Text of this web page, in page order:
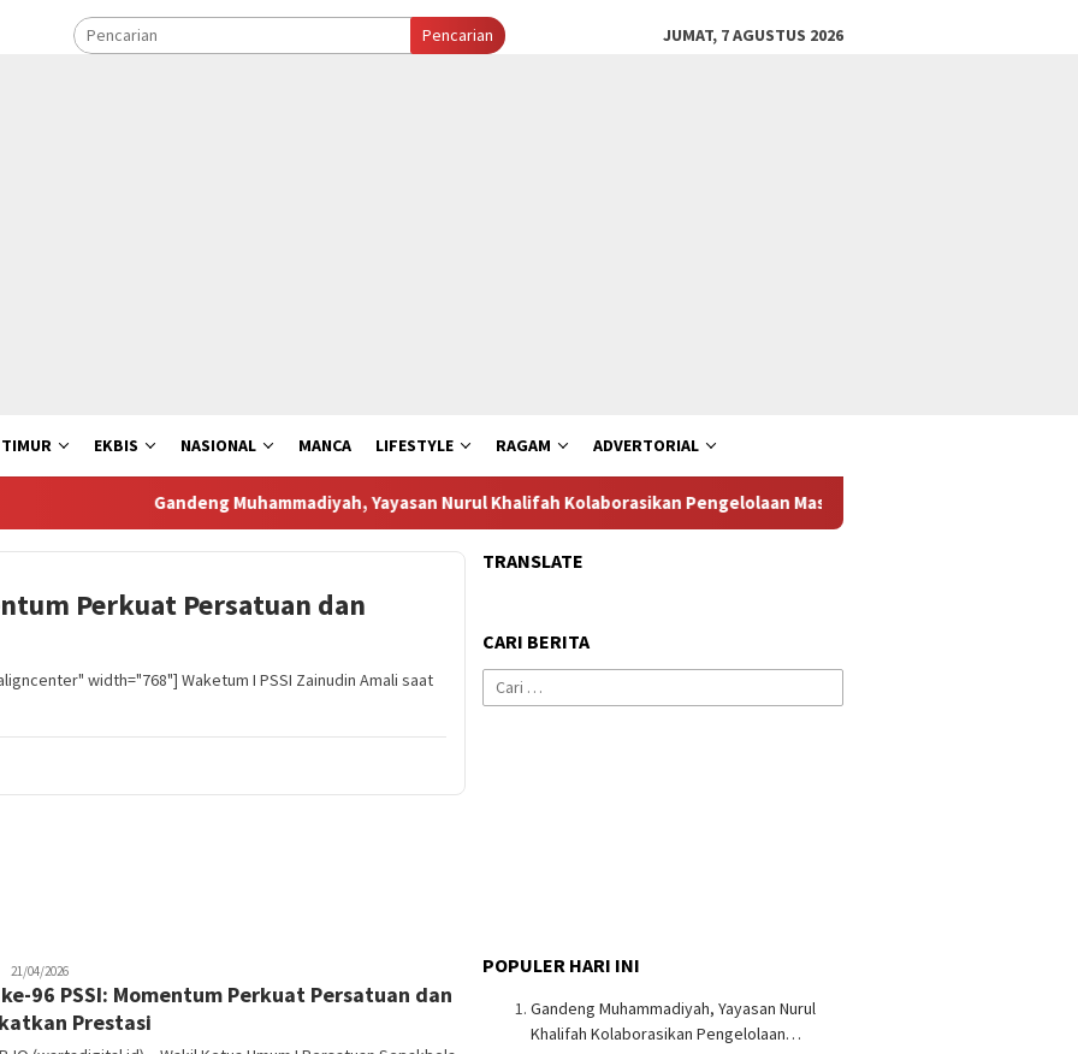
Pencarian JUMAT, 7 AGUSTUS 2026
EKBIS NASIONAL MANCA LIFESTYLE RAGAM ADVERTORIAL
Gandeng Muhammadiyah, Yayasan Nurul Khalifah Kolaborasikan Pengelolaan Masjid dan Pesantren
Perkuat Persatuan dan
width="768"] Waketum I PSSI Zainudin Amali saat
Admin
Warta
21/04/2026
96 PSSI: Momentum Perkuat Persatuan dan
Prestasi
TRANSLATE
CARI BERITA
Cari
untuk:
POPULER HARI INI
Gandeng Muhammadiyah, Yayasan Nurul
Khalifah Kolaborasikan Pengelolaan…